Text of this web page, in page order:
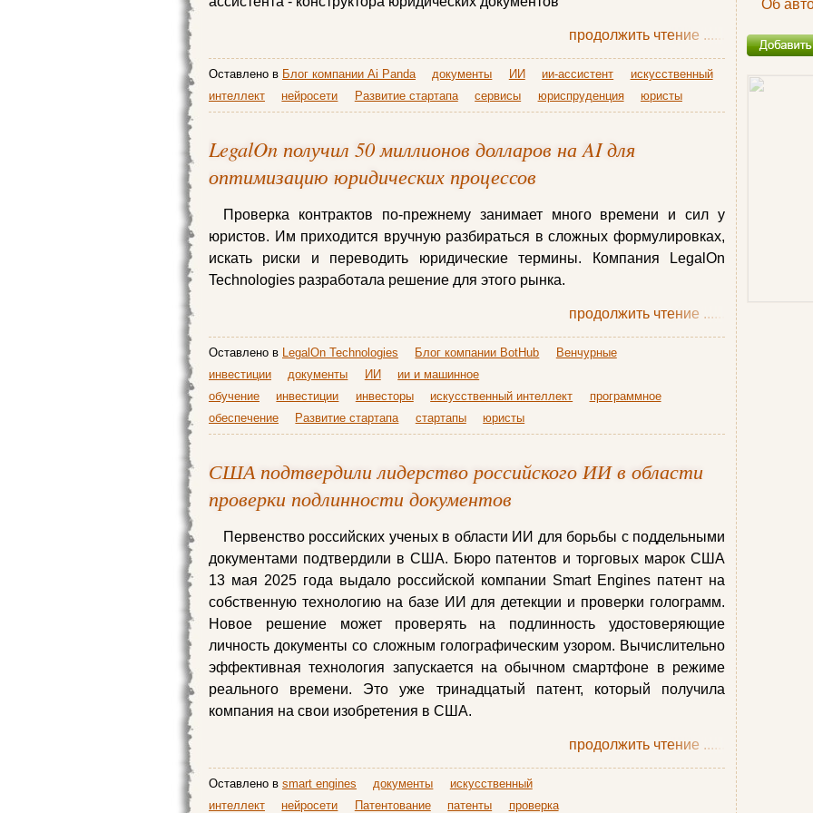
Об
продолжить чтение ......
Оставлено в Блог компании Ai Panda документы ИИ ии-ассистент
искусственный
интеллект
нейросети Развитие стартапа сервисы юриспруденция юристы
LegalOn получил 50 миллионов долларов на AI для
оптимизацию юридических процессов
Проверка контрактов по-прежнему занимает много времени и сил у
юристов. Им приходится вручную разбираться в сложных формулировках,
искать риски и переводить юридические термины. Компания LegalOn
Technologies разработала решение для этого рынка.
продолжить чтение ......
Оставлено в LegalOn Technologies Блог компании BotHub
Венчурные
инвестиции
документы ИИ
ии и машинное
обучение
инвестиции инвесторы искусственный интеллект
программное
обеспечение
Развитие стартапа стартапы юристы
США подтвердили лидерство российского ИИ в области
проверки подлинности документов
Первенство российских ученых в области ИИ для борьбы с поддельными
документами подтвердили в США. Бюро патентов и торговых марок США
13 мая 2025 года выдало российской компании Smart Engines патент на
собственную технологию на базе ИИ для детекции и проверки голограмм.
Новое решение может проверять на подлинность удостоверяющие
личность документы со сложным голографическим узором. Вычислительно
эффективная технология запускается на обычном смартфоне в режиме
реального времени. Это уже тринадцатый патент, который получила
компания на свои изобретения в США.
продолжить чтение ......
Оставлено в smart engines документы
искусственный
интеллект
нейросети Патентование патенты проверка